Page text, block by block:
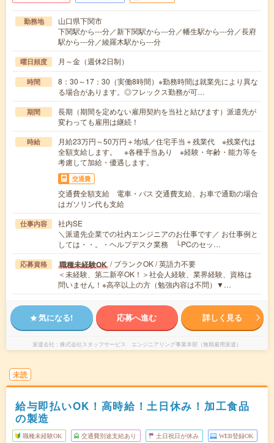
勤務地
山口県下関市
下関駅から---分／新下関駅から---分／幡生駅から---分／長府
駅から---分／綾羅木駅から---分
曜日頻度 月～金（週休2日制）
時間
8：30～17：30（実働8時間）※勤務時間は就業先により異な
る場合があります。◎フレックス勤務が可…
期間
長期（期間を定めない雇用契約を当社と結びます）派遣先が
変わっても雇用は継続！
時給
月給23万円～50万円＋地域／住宅手当＋残業代 ※残業代は
全額支給します。 ※各種手当あり ※経験・年齢・能力等を
考慮して加給・優遇します。
交通費
交通費全額支給 電車・バス 交通費支給、お車で通勤の場合
はガソリン代も支給
仕事内容
社内SE
＼派遣先企業での社内エンジニアのお仕事です／ お仕事例と
しては・・。・ヘルプデスク業務 └PCのセッ…
応募資格 職種未経験OK / ブランクOK / 英語力不要
＜未経験、第二新卒OK！＞社会人経験、業界経験、資格は
問いません！※高卒以上の方（勉強内容は不問）▼…
気になる! 応募へ進む 詳しく見る
派遣会社 株式会社スタッフサービス エンジニアリング事業本部（無期雇用派遣）
未読
給与即払いOK！高時給！土日休み！加工食品
の製造
職種未経験OK 交通費別途支給あり 土日祝日が休み WEB登録OK